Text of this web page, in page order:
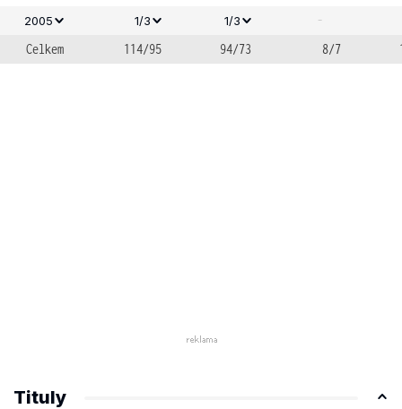
2005 1/3 1/3
-
Celkem
114/95 94/73 8/7
Tituly